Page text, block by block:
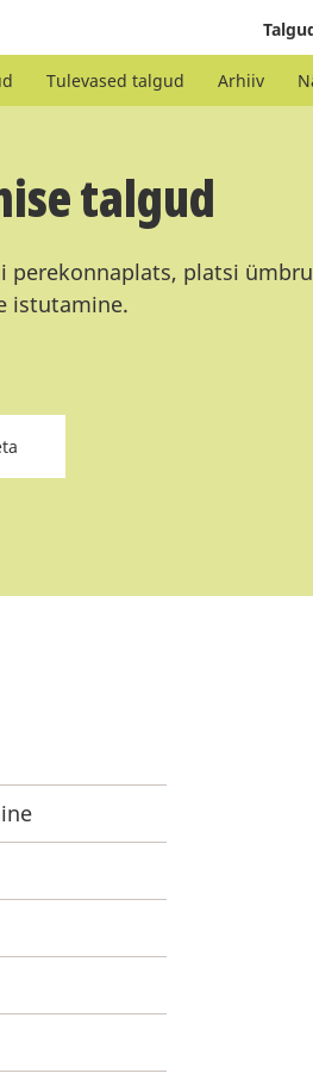
Tulevased talgud Arhiiv
talgud
perekonnaplats, platsi
istutamine.